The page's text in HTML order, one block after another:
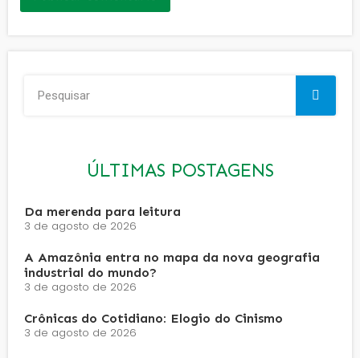
ÚLTIMAS POSTAGENS
Da merenda para leitura
3 de agosto de 2026
A Amazônia entra no mapa da nova geografia
industrial do mundo?
3 de agosto de 2026
Crônicas do Cotidiano: Elogio do Cinismo
3 de agosto de 2026